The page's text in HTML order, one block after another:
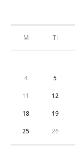
M TI
4 5
11 12
18 19
25 26